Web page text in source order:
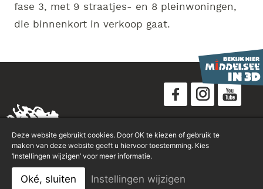
fase 3, met 9 straatjes- en 8 pleinwoningen,
die binnenkort in verkoop gaat.
Privacyverklaring
Deze website gebruikt cookies. Door OK te kiezen of gebruik te
maken van deze website geeft u hiervoor toestemming. Kies
‘Instellingen wijzigen’ voor meer informatie.
Oké, sluiten Instellingen wijzigen